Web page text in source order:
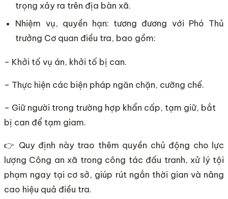
trọng xảy ra trên địa bàn xã.
Nhiệm vụ, quyền hạn: tương đương với Phó Thủ
trưởng Cơ quan điều tra, bao gồm:
– Khởi tố vụ án, khởi tố bị can.
– Thực hiện các biện pháp ngăn chặn, cưỡng chế.
– Giữ người trong trường hợp khẩn cấp, tạm giữ, bắt
bị can để tạm giam.
👉 Quy định này trao thêm quyền chủ động cho lực
lượng Công an xã trong công tác đấu tranh, xử lý tội
phạm ngay tại cơ sở, giúp rút ngắn thời gian và nâng
cao hiệu quả điều tra.